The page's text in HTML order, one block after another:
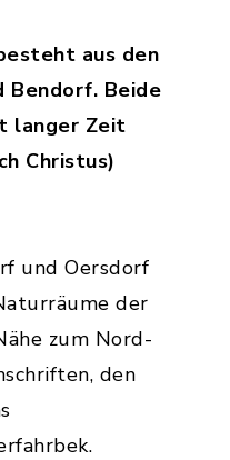
aus den
Beide
langer Zeit
Christus)
und Oersdorf
der
zum Nord-
den